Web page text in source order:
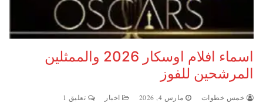
اسماء افلام اوسكار 2026 والممثلين
المرشحين للفوز
خمس خطوات مارس 4, 2026 اخبار تعليق 1